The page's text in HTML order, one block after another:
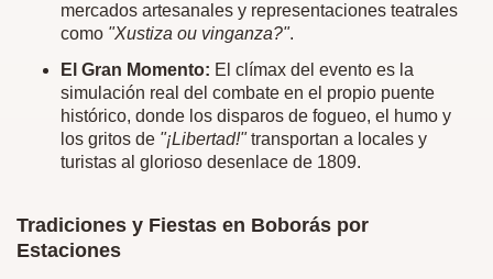
mercados artesanales y representaciones teatrales
como "Xustiza ou vinganza?".
El Gran Momento: El clímax del evento es la
simulación real del combate en el propio puente
histórico, donde los disparos de fogueo, el humo y
los gritos de "¡Libertad!"transportan a locales y
turistas al glorioso desenlace de 1809.
Tradiciones y Fiestas en Boborás por
Estaciones